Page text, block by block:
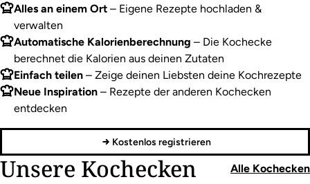
Alles an einem Ort – Eigene Rezepte hochladen &
verwalten
Automatische Kalorienberechnung – Die Kochecke
berechnet die Kalorien aus deinen Zutaten
Einfach teilen – Zeige deinen Liebsten deine Kochrezepte
Neue Inspiration – Rezepte der anderen Kochecken
entdecken
Kostenlos registrieren
Unsere Kochecken Alle Kochecken